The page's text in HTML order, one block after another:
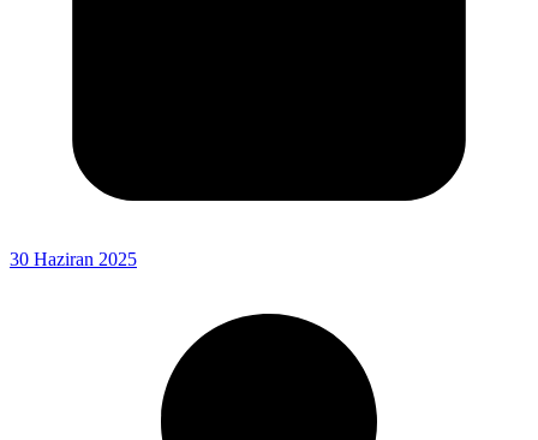
30 Haziran 2025